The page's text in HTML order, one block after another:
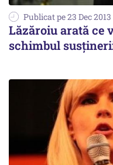
Publicat pe 23 Dec 2013
Lăzăroiu arată ce
schimbul